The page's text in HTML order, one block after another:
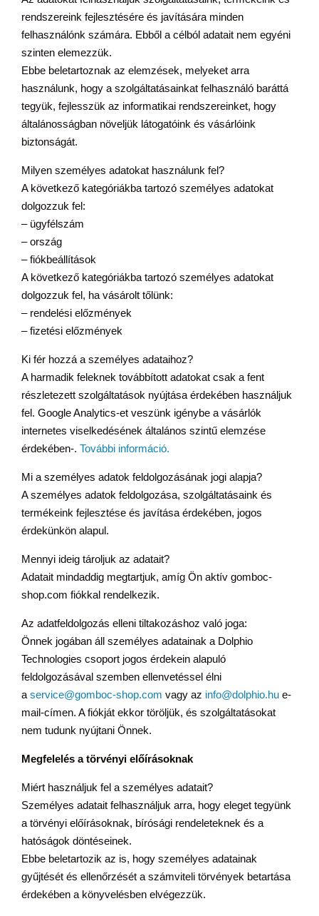
rendszereink fejlesztésére és javítására minden
felhasználónk számára. Ebből a célból adatait nem egyéni
szinten elemezzük.
Ebbe beletartoznak az elemzések, melyeket arra
használunk, hogy a szolgáltatásainkat felhasználó baráttá
tegyük, fejlesszük az informatikai rendszereinket, hogy
általánosságban növeljük látogatóink és vásárlóink
biztonságát.
Milyen személyes adatokat használunk fel?
A következő kategóriákba tartozó személyes adatokat
dolgozzuk fel:
– ügyfélszám
– ország
– fiókbeállítások
A következő kategóriákba tartozó személyes adatokat
dolgozzuk fel, ha vásárolt tőlünk:
– rendelési előzmények
– fizetési előzmények
Ki fér hozzá a személyes adataihoz?
A harmadik feleknek továbbított adatokat csak a fent
részletezett szolgáltatások nyújtása érdekében használjuk
fel. Google Analytics-et veszünk igénybe a vásárlók
internetes viselkedésének általános szintű elemzése
érdekében-. További információ.
Mi a személyes adatok feldolgozásának jogi alapja?
A személyes adatok feldolgozása, szolgáltatásaink és
termékeink fejlesztése és javítása érdekében, jogos
érdekünkön alapul.
Mennyi ideig tároljuk az adatait?
Adatait mindaddig megtartjuk, amíg Ön aktív gomboc-
shop.com fiókkal rendelkezik.
Az adatfeldolgozás elleni tiltakozáshoz való joga:
Önnek jogában áll személyes adatainak a Dolphio
Technologies csoport jogos érdekein alapuló
feldolgozásával szemben ellenvetéssel élni
a service@gomboc-shop.com vagy az info@dolphio.hu e-
mail-címen. A fiókját ekkor töröljük, és szolgáltatásokat
nem tudunk nyújtani Önnek.
Megfelelés a törvényi előírásoknak
Miért használjuk fel a személyes adatait?
Személyes adatait felhasználjuk arra, hogy eleget tegyünk
a törvényi előírásoknak, bírósági rendeleteknek és a
hatóságok döntéseinek.
Ebbe beletartozik az is, hogy személyes adatainak
gyűjtését és ellenőrzését a számviteli törvények betartása
érdekében a könyvelésben elvégezzük.